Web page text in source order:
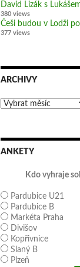
David Lizák s
380 views
Češi budou v Lodži
377 views
ARCHIVY
Archivy
ANKETY
Kdo vyhraje
Pardubice U21
Pardubice B
Markéta Praha
Divišov
Kopřivnice
Slaný B
Plzeň